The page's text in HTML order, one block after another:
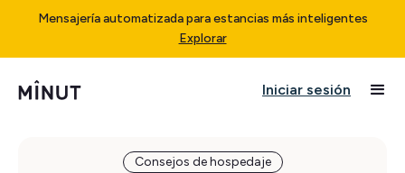
Mensajería automatizada para estancias más inteligentes
Explorar
Iniciar sesión
Consejos de hospedaje